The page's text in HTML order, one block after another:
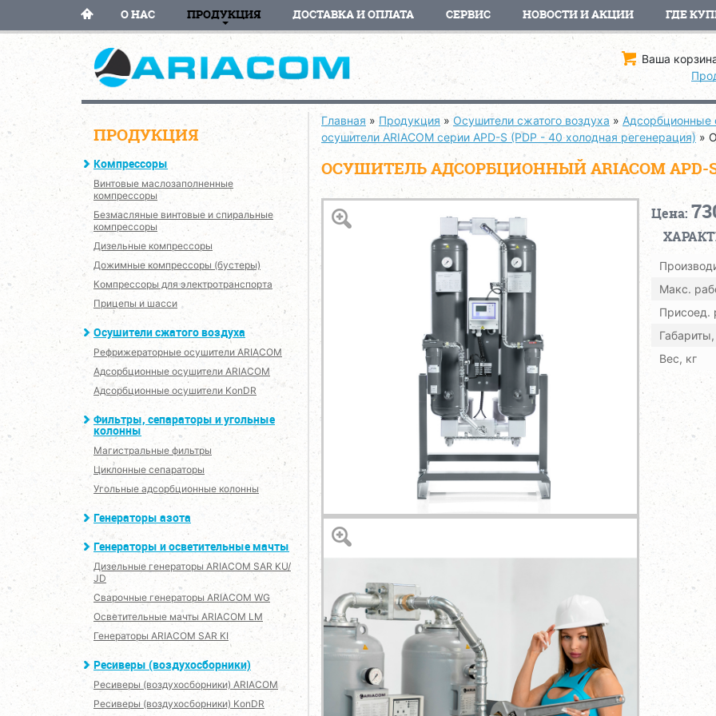
О НАС ПРОДУКЦИЯ ДОСТАВКА И ОПЛАТА СЕРВИС НОВОСТИ И АКЦИИ ГДЕ
Ваша
ПРОДУКЦИЯ
Компрессоры
Винтовые маслозаполненные
компрессоры
Безмасляные винтовые и спиральные
компрессоры
Дизельные компрессоры
Дожимные компрессоры (бустеры)
Компрессоры для электротранспорта
Прицепы и шасси
Осушители сжатого воздуха
Рефрижераторные осушители ARIACOM
Адсорбционные осушители ARIACOM
Адсорбционные осушители KonDR
Фильтры, сепараторы и угольные
колонны
Магистральные фильтры
Циклонные сепараторы
Угольные адсорбционные колонны
Генераторы азота
Генераторы и осветительные мачты
Дизельные генераторы ARIACOM SAR KU/
JD
Сварочные генераторы ARIACOM WG
Осветительные мачты ARIACOM LM
Генераторы ARIACOM SAR KI
Ресиверы (воздухосборники)
Ресиверы (воздухосборники) ARIACOM
Ресиверы (воздухосборники) KonDR
Главная » Продукция » Осушители сжатого воздуха » Адсорбционные
осушители ARIACOM серии APD-S (PDP - 40 холодная регенерация) »
ОСУШИТЕЛЬ АДСОРБЦИОННЫЙ ARIACOM APD-
Цена:
Макс.
Вес, кг